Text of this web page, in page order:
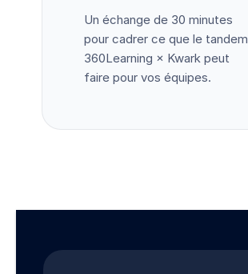
Un échange de 30 minutes
pour cadrer ce que le tandem
360Learning × Kwark peut
faire pour vos équipes.